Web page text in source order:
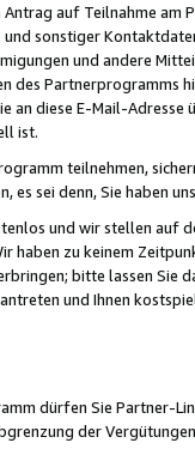
Antrag auf Teilnahme
sonstiger
und andere
des Partnerprogramms
an diese E-Mail-
ist.
teilnehmen,
es sei denn, Sie haben
und wir stellen auf
haben zu keinem
bitte lassen Sie
und Ihnen
dürfen Sie Partner-
der